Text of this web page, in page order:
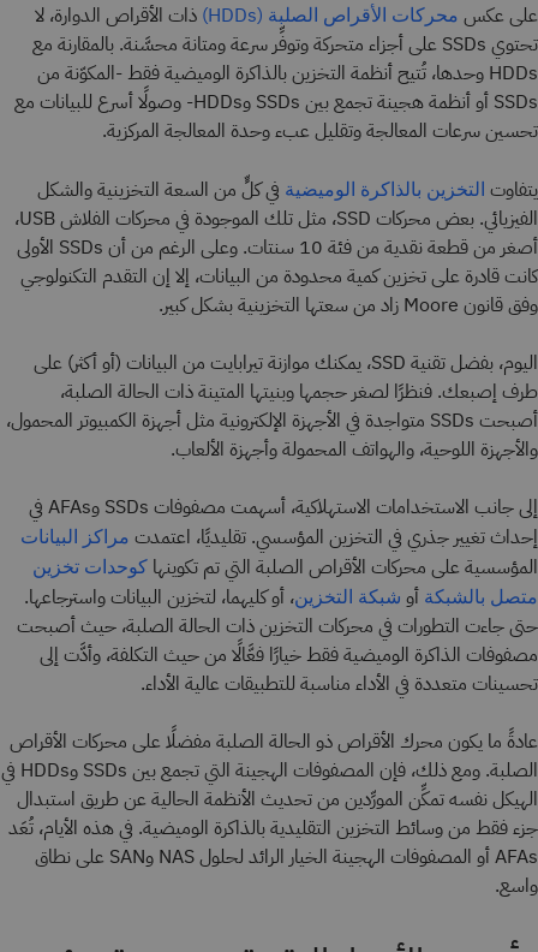
على عكس محركات الأقراص الصلبة (HDDs)
ذات الأقراص الدوارة، لا
تحتوي SSDs على أجزاء متحركة وتوفِّر سرعة ومتانة محسَّنة. بالمقارنة مع
HDDs وحدها، تُتيح أنظمة التخزين بالذاكرة الوميضية فقط -المكوّنة من
SSDs أو أنظمة هجينة تجمع بين SSDs وHDDs- وصولًا أسرع للبيانات مع
تحسين سرعات المعالجة وتقليل عبء وحدة المعالجة المركزية.
يتفاوت التخزين بالذاكرة الوميضية في كلٍّ من السعة التخزينية والشكل
الفيزيائي. بعض محركات SSD، مثل تلك الموجودة في محركات الفلاش USB،
أصغر من قطعة نقدية من فئة 10 سنتات. وعلى الرغم من أن SSDs الأولى
كانت قادرة على تخزين كمية محدودة من البيانات، إلا إن التقدم التكنولوجي
وفق قانون Moore زاد من سعتها التخزينية بشكل كبير.
اليوم، بفضل تقنية SSD، يمكنك موازنة تيرابايت من البيانات (أو أكثر) على
طرف إصبعك. فنظرًا لصغر حجمها وبنيتها المتينة ذات الحالة الصلبة،
أصبحت SSDs متواجدة في الأجهزة الإلكترونية مثل أجهزة الكمبيوتر المحمول،
والأجهزة اللوحية، والهواتف المحمولة وأجهزة الألعاب.
إلى جانب الاستخدامات الاستهلاكية، أسهمت مصفوفات SSDs وAFAs في
إحداث تغيير جذري في التخزين المؤسسي. تقليديًا، اعتمدت مراكز البيانات
المؤسسية على محركات الأقراص الصلبة التي تم تكوينها كوحدات تخزين
متصل بالشبكة أو شبكة التخزين، أو كليهما، لتخزين البيانات واسترجاعها.
حتى جاءت التطورات في محركات التخزين ذات الحالة الصلبة، حيث أصبحت
مصفوفات الذاكرة الوميضية فقط خيارًا فعَّالًا من حيث التكلفة، وأدَّت إلى
تحسينات متعددة في الأداء مناسبة للتطبيقات عالية الأداء.
عادةً ما يكون محرك الأقراص ذو الحالة الصلبة مفضلًا على محركات الأقراص
الصلبة. ومع ذلك، فإن المصفوفات الهجينة التي تجمع بين SSDs وHDDs في
الهيكل نفسه تمكِّن المورِّدين من تحديث الأنظمة الحالية عن طريق استبدال
جزء فقط من وسائط التخزين التقليدية بالذاكرة الوميضية. في هذه الأيام، تُعَد
AFAs أو المصفوفات الهجينة الخيار الرائد لحلول NAS وSAN على نطاق
واسع.